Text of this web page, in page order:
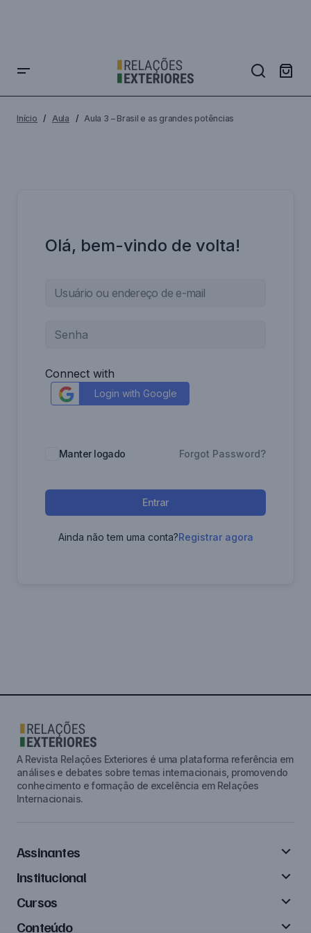
Início Aula Aula 3 – Brasil e as grandes potências
Olá, bem-vindo de volta!
Connect with
Login with Google
Manter logado Forgot Password?
Entrar
Ainda não tem uma conta?Registrar agora
A Revista Relações Exteriores é uma plataforma referência em
análises e debates sobre temas internacionais, promovendo
conhecimento e formação de excelência em Relações
Internacionais.
Assinantes
Institucional
Cursos
Conteúdo